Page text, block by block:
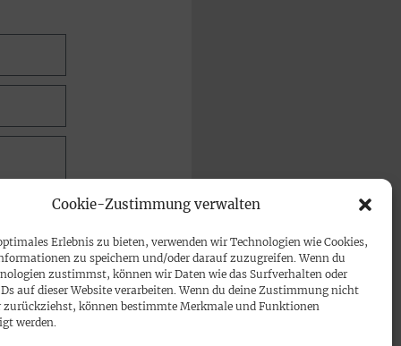
Cookie-Zustimmung verwalten
Erlebnis zu bieten, verwenden wir Technologien wie Cookies,
zu speichern und/oder darauf zuzugreifen. Wenn du
zustimmst, können wir Daten wie das Surfverhalten oder
auf dieser Website verarbeiten. Wenn du deine Zustimmung nicht
zurückziehst, können bestimmte Merkmale und Funktionen
werden.